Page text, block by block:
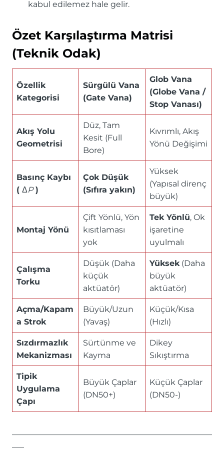
kabul edilemez hale gelir.
Özet Karşılaştırma Matrisi
(Teknik Odak)
Özellik
Kategorisi
Sürgülü Vana
(Gate Vana)
Glob Vana
(Globe Vana /
Stop Vanası)
Akış Yolu
Geometrisi
Düz, Tam
Kesit (Full
Bore)
Kıvrımlı, Akış
Yönü Değişimi
Basınç Kaybı
( ΔP)
Çok Düşük
(Sıfıra yakın)
Yüksek
(Yapısal direnç
büyük)
Montaj Yönü
Çift Yönlü, Yön
kısıtlaması
yok
Tek Yönlü, Ok
işaretine
uyulmalı
Çalışma
Torku
Düşük (Daha
küçük
aktüatör)
Yüksek(Daha
büyük
aktüatör)
Açma/Kapam
a Strok
Büyük/Uzun
(Yavaş)
Küçük/Kısa
(Hızlı)
Sızdırmazlık
Mekanizması
Sürtünme ve
Kayma
Dikey
Sıkıştırma
Tipik
Uygulama
Çapı
Büyük Çaplar
(DN50+)
Küçük Çaplar
(DN50-)
—————————————————————————
—–